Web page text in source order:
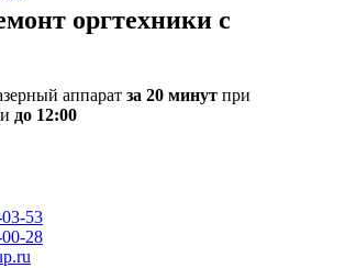
оргтехники с
аппарат за 20 минут при
до 12:00
53
28